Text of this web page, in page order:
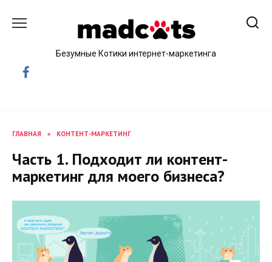
Безумные Котики интернет-маркетинга
ГЛАВНАЯ » КОНТЕНТ-МАРКЕТИНГ
Часть 1. Подходит ли контент-
маркетинг для моего бизнеса?